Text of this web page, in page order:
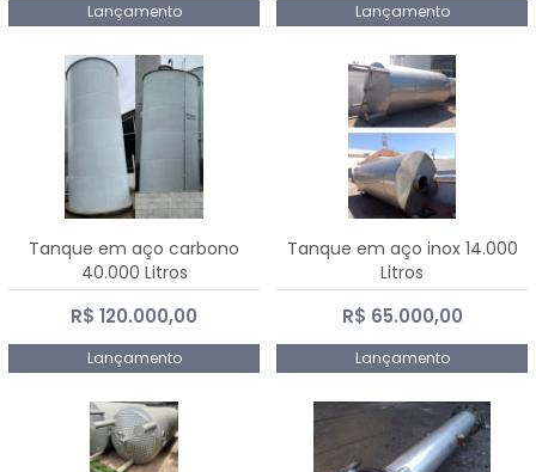
Lançamento Lançamento
Tanque em aço carbono
40.000 Litros
R$ 120.000,00
Lançamento
Tanque em aço inox 14.000
Litros
R$ 65.000,00
Lançamento